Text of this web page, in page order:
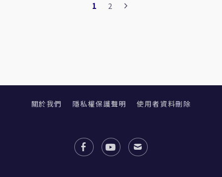
1 2
關於我們 隱私權保護聲明 使用者資料刪除